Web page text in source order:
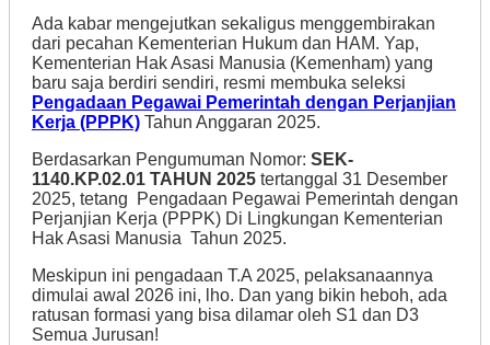
Ada kabar mengejutkan sekaligus menggembirakan
dari pecahan Kementerian Hukum dan HAM. Yap,
Kementerian Hak Asasi Manusia (Kemenham) yang
baru saja berdiri sendiri, resmi membuka seleksi
Pengadaan Pegawai Pemerintah dengan Perjanjian
Kerja (PPPK) Tahun Anggaran 2025.
Berdasarkan Pengumuman Nomor: SEK-
1140.KP.02.01 TAHUN 2025 tertanggal 31 Desember
2025, tetang Pengadaan Pegawai Pemerintah dengan
Perjanjian Kerja (PPPK) Di Lingkungan Kementerian
Hak Asasi Manusia Tahun 2025.
Meskipun ini pengadaan T.A 2025, pelaksanaannya
dimulai awal 2026 ini, lho. Dan yang bikin heboh, ada
ratusan formasi yang bisa dilamar oleh S1 dan D3
Semua Jurusan!